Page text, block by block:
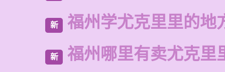
新 福州学尤克里里的地
新 福州哪里有卖尤克里